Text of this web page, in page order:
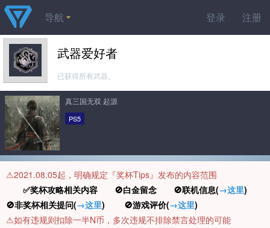
登录 注册
导航
武器爱好者
已获得所有武器。
真三国无双 起源
PS5
⚠️2021.08.05起，明确规定『奖杯Tips』发布的内容范围
✅奖杯攻略相关内容 🚫白金留念 🚫联机信息(→这里)
🚫非奖杯相关提问(→这里) 🚫游戏评价(→这里)
⚠️如有违规则扣除一半N币，多次违规不排除禁言处理的可能